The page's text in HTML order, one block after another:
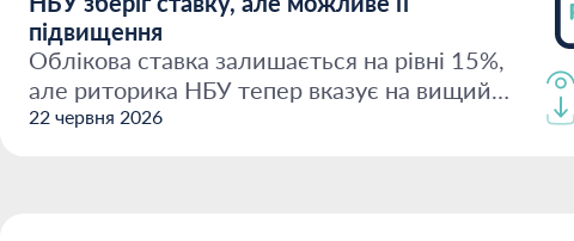
підвищення
Облікова ставка залишається на рівні 15%,
але риторика НБУ тепер вказує на вищий
ризик посилення жор...
22 червня 2026